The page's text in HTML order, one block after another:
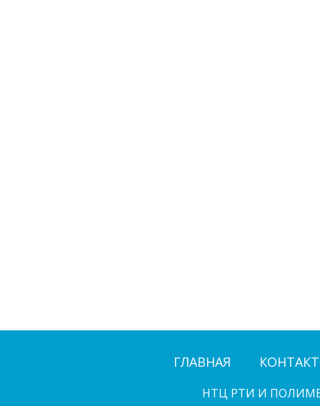
ГЛАВНАЯ
НТЦ РТИ И